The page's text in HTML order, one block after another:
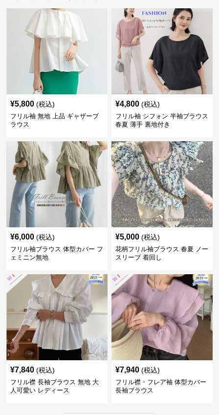
¥5,800 (税込)
フリル袖 無地 上品 ギャザーブ
ラウス
¥4,800 (税込)
フリル袖 シフォン 半袖ブラウス
春夏 薄手 裏地付き
¥6,000 (税込)
フリル袖ブラウス 体型カバー フ
ェミニン無地
¥5,000 (税込)
花柄フリル袖ブラウス 春夏 ノー
スリーブ 着回し
¥7,840 (税込)
フリル襟 長袖ブラウス 無地 大
人可愛い レディース
¥7,940 (税込)
フリル襟・フレア袖 体型カバー
長袖ブラウス